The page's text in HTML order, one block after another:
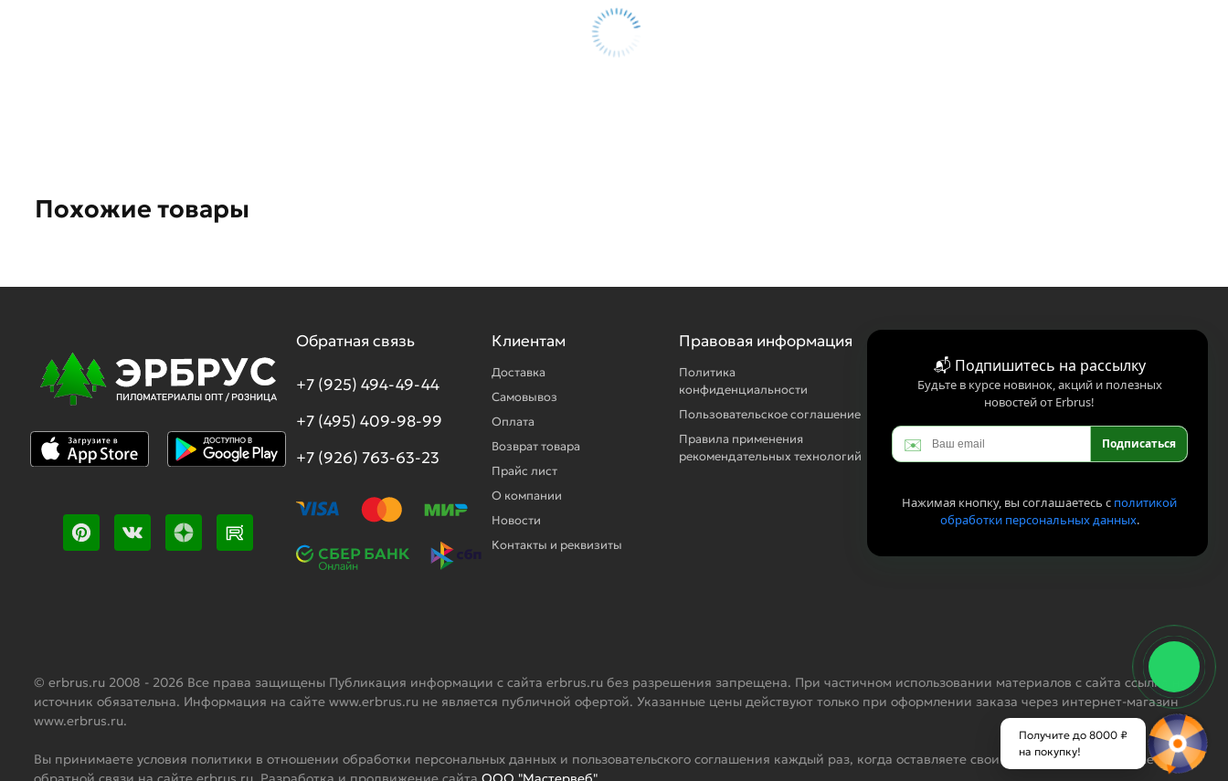
Похожие товары
Обратная связь
+7 (925) 494-49-44
+7 (495) 409-98-99
+7 (926) 763-63-23
Клиентам
Доставка
Самовывоз
Оплата
Возврат товара
Прайс лист
О компании
Новости
Контакты и реквизиты
Правовая информация
Политика
конфиденциальности
Пользовательское соглашение
Правила применения
рекомендательных технологий
📬 Подпишитесь на рассылку
Будьте в курсе новинок, акций и полезных
новостей от Erbrus!
✉️ Подписаться
Нажимая кнопку, вы соглашаетесь с политикой
обработки персональных данных.
© erbrus.ru 2008 - 2026 Все права защищены Публикация информации с сайта erbrus.ru без разрешения запрещена. При частичном использовании материалов с сайта ссылка на
источник обязательна. Информация на сайте www.erbrus.ru не является публичной офертой. Указанные цены действуют только при оформлении заказа через интернет-магазин
www.erbrus.ru.
Вы принимаете условия политики в отношении обработки персональных данных и пользовательского соглашения каждый раз, когда оставляете свои данные в любой форме
Получите до 8000 ₽
на покупку!